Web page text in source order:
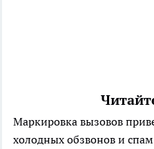
Маркировка вызовов
холодных обзвонов и